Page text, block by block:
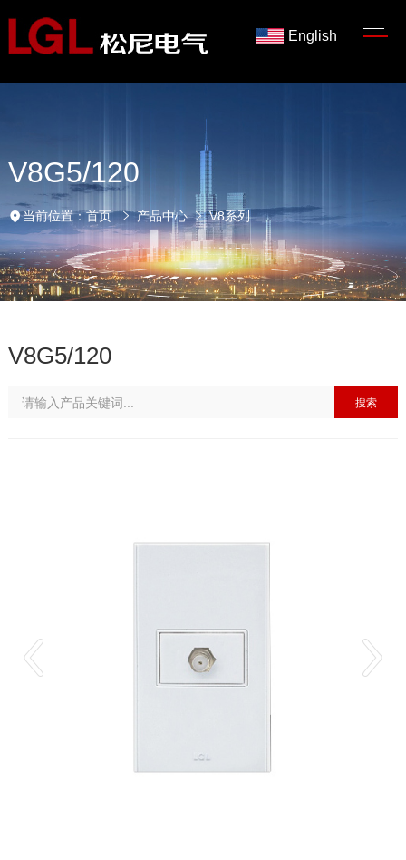
English
V8G5/120
当前位置：首页 产品中心 V8系列
V8G5/120
搜索